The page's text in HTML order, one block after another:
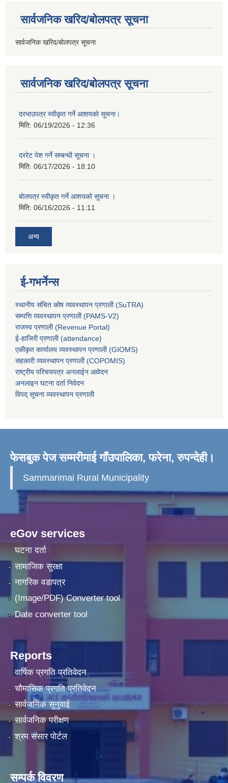
सार्वजनिक खरिद/बोलपत्र सूचना
सार्वजनिक खरिद/बोलपत्र सूचना
सार्वजनिक खरिद/बोलपत्र सूचना
दरभाउपत्र स्वीकृत गर्ने आशयको सूचना।
मिति: 06/19/2026 - 12:36
दररेट पेश गर्ने सम्बन्धी सूचना ।
मिति: 06/17/2026 - 18:10
बोलपत्र स्वीकृत गर्ने आशयको सूचना ।
मिति: 06/16/2026 - 11:11
अन्य
ई-गभर्नेन्स
स्थानीय संचित कोष व्यवस्थापन प्रणाली (SuTRA)
सम्पत्ति व्यवस्थापन प्रणाली (PAMS-V2)
राजस्व प्रणाली (Revenue Portal)
ई-हाजिरी प्रणाली (attendance)
एकीकृत कार्यालय व्यवस्थापन प्रणाली (GIOMS)
सहकारी व्यवस्थापन प्रणाली (COPOMIS)
राष्ट्रीय परिचयपत्र अनलाईन आवेदन
अनलाइन घटना दर्ता निवेदन
विपद् सूचना व्यवस्थापन प्रणाली
फेसबुक पेज सम्मरीमाई गाँउपालिका, फरेना, रुपन्देही।
Sammarimai Rural Municipality
eGov services
घटना दर्ता
सामाजिक सुरक्षा
नागरिक वडापत्र
(Image/PDF) Converter tool
Date converter tool
Reports
वार्षिक प्रगति प्रतिवेदन
चौमासिक प्रगति प्रतिवेदन
सार्वजनिक सुनुवाई
सार्वजनिक परीक्षण
श्रम संसार पोर्टल
सम्पर्क विवरण